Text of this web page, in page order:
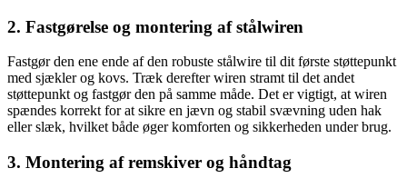
2. Fastgørelse og montering af stålwiren
Fastgør den ene ende af den robuste stålwire til dit første støttepunkt
med sjækler og kovs. Træk derefter wiren stramt til det andet
støttepunkt og fastgør den på samme måde. Det er vigtigt, at wiren
spændes korrekt for at sikre en jævn og stabil svævning uden hak
eller slæk, hvilket både øger komforten og sikkerheden under brug.
3. Montering af remskiver og håndtag